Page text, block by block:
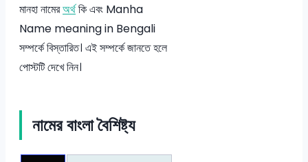
মানহা নামেরঅর্থকি এবং Manha
Name meaning in Bengali
সম্পর্কে বিস্তারিত। এই সম্পর্কে জানতে হলে
পোস্টটি দেখে নিন।
নামের বাংলা বৈশিষ্ট্য